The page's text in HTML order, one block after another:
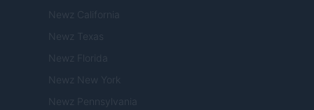
Newz California
Newz Texas
Newz Florida
Newz New York
Newz Pennsylvania